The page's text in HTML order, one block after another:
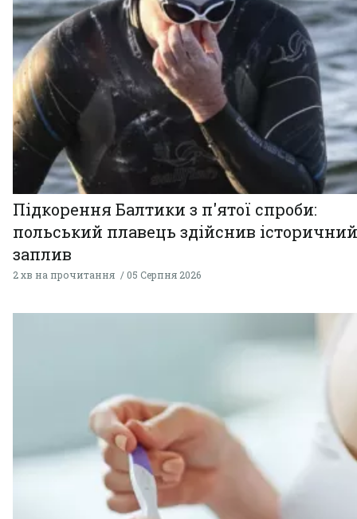
Підкорення Балтики з п'ятої спроби:
польський плавець здійснив історичний
заплив
2 хв на прочитання 05 Серпня 2026